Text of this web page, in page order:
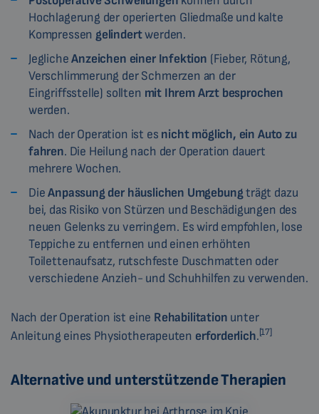
Hochlagerung der operierten Gliedmaße und kalte
Kompressen gelindertwerden.
JeglicheAnzeichen einer Infektion (Fieber, Rötung,
Verschlimmerung der Schmerzen an der
Eingriffsstelle) sollten mit Ihrem Arzt besprochen
werden.
Nach der Operation ist es nicht möglich, ein Auto zu
fahren. Die Heilung nach der Operation dauert
mehrere Wochen.
DieAnpassung der häuslichen Umgebungträgt dazu
bei, das Risiko von Stürzen und Beschädigungen des
neuen Gelenks zu verringern. Es wird empfohlen, lose
Teppiche zu entfernen und einen erhöhten
Toilettenaufsatz, rutschfeste Duschmatten oder
verschiedene Anzieh- und Schuhhilfen zu verwenden.
Nach der Operation ist eine Rehabilitation unter
Anleitung eines Physiotherapeuten erforderlich.[17]
Alternative und unterstützende Therapien